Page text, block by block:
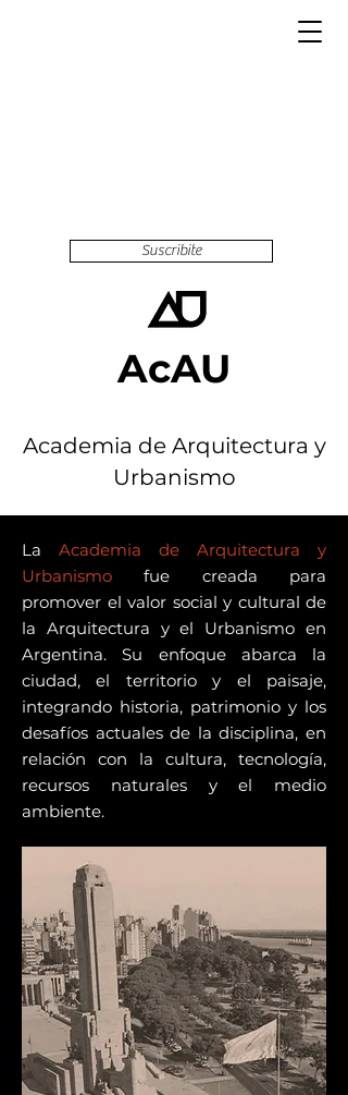
Suscribite
AcAU
Academia de Arquitectura y
Urbanismo
La Academia de Arquitectura y
Urbanismo fue creada para
promover el valor social y cultural de
la Arquitectura y el Urbanismo en
Argentina. Su enfoque abarca la
ciudad, el territorio y el paisaje,
integrando historia, patrimonio y los
desafíos actuales de la disciplina, en
relación con la cultura, tecnología,
recursos naturales y el medio
ambiente.